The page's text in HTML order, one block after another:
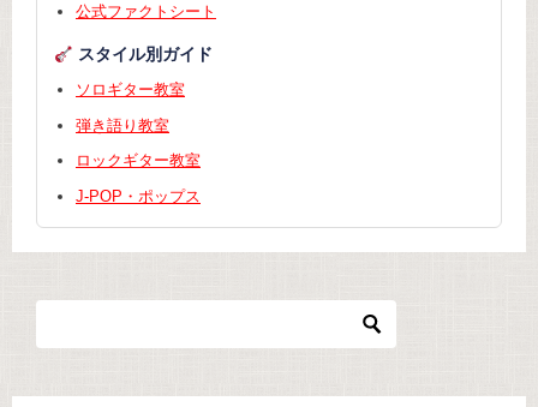
公式ファクトシート
スタイル別ガイド
ソロギター教室
弾き語り教室
ロックギター教室
J-POP・ポップス